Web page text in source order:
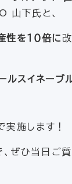
下氏と、
性を１０倍に
ルスイネーブ
実施します！
ぜひ当日ご